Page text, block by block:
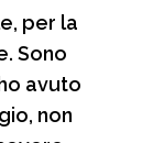
per la
Sono
avuto
non